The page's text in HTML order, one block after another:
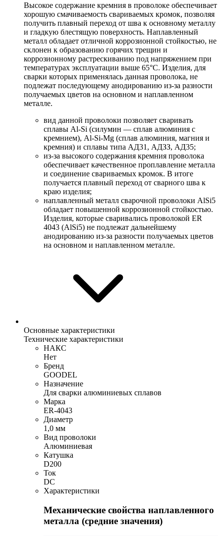
Высокое содержание кремния в проволоке обеспечивает
хорошую смачиваемость свариваемых кромок, позволяя
получить плавный переход от шва к основному металлу
и гладкую блестящую поверхность. Наплавленный
металл обладает отличной коррозионной стойкостью, не
склонен к образованию горячих трещин и
коррозионному растрескиванию под напряжением при
температурах эксплуатации выше 65°С. Изделия, для
сварки которых применялась данная проволока, не
подлежат последующему анодированию из-за разности
получаемых цветов на основном и наплавленном
металле.
вид данной проволоки позволяет сваривать
сплавы Аl-Si (силумин — сплав алюминия с
кремнием), Аl-Si-Mg (сплав алюминия, магния и
кремния) и сплавы типа АД31, АДЗЗ, АД35;
из-за высокого содержания кремния проволока
обеспечивает качественное проплавление металла
и соединение свариваемых кромок. В итоге
получается плавный переход от сварного шва к
краю изделия;
наплавленный металл сварочной проволоки AlSi5
обладает повышенной коррозионной стойкостью.
Изделия, которые сваривались проволокой ER
4043 (AlSi5) не подлежат дальнейшему
анодированию из-за разности получаемых цветов
на основном и наплавленном металле.
Основные характеристики
Технические характеристики
НАКС
Нет
Бренд
GOODEL
Назначение
Для сварки алюминиевых сплавов
Марка
ER-4043
Диаметр
1,0 мм
Вид проволоки
Алюминиевая
Катушка
D200
Ток
DC
Характеристики
Механические свойства наплавленного
металла (средние значения)